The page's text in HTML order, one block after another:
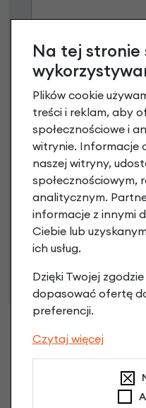
3
Raty
Niniejsza propozycja nie
66 Kodeksu Cywilnego.
i przyznaniu kredytu
zdolności kredytowej.
Klienci zadali
Na tej stronie
Plików cookie
treści i reklam, aby
społecznościowe i
witrynie. Informacje
naszej witryny,
społecznościowym,
analitycznym.
informacje z innymi
Ciebie lub
ich usług.
Dzięki Twojej
dopasować ofertę
preferencji.
Czytaj więcej